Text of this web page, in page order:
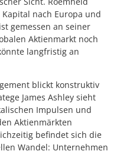
nach Europa und
gemessen an seiner
Aktienmarkt noch
langfristig an
blickt konstruktiv
James Ashley sieht
Impulsen und
Aktienmärkten
befindet sich die
Wandel: Unternehmen